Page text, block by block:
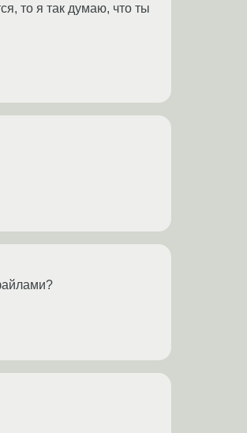
то я так думаю, что ты